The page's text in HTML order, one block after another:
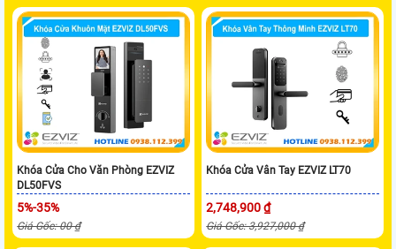
Khóa Cửa Cho Văn Phòng EZVIZ
DL50FVS
5%-35%
Giá Gốc: 00 ₫
Khóa Cửa Vân Tay EZVIZ LT70
2,748,900 ₫
Giá Gốc: 3,927,000 ₫